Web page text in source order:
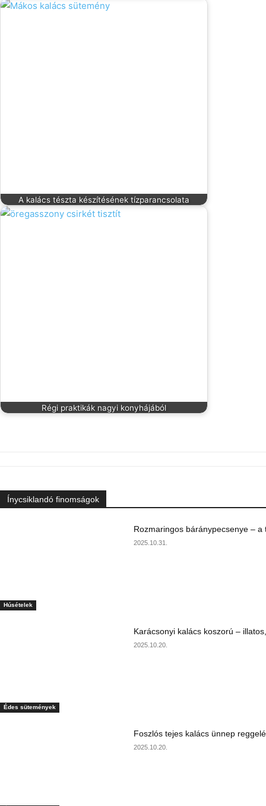
A kalács tészta készítésének tízparancsolata
Régi praktikák nagyi konyhájából
Ínycsiklandó finomságok
Húsételek
Rozmaringos báránypecsenye – a
2025.10.31.
Édes sütemények
Karácsonyi kalács koszorú –
2025.10.20.
Foszlós tejes kalács ünnep
2025.10.20.